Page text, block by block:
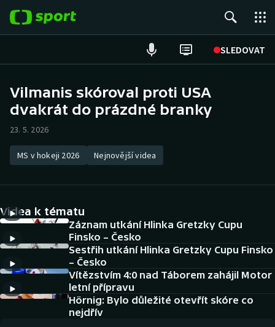
SLEDOVAT
Hokej
Atletika
DALŠÍ SPORTY
Americký fotbal
Baseball a softbal
NEPŘEHLÉDNĚTE
Historické návraty
Vilmanis skóroval proti USA
dvakrát do prázdné branky
23. 5. 2026
MS v hokeji 2026 Nejnovější videa
Videa k tématu
Záznam utkání Hlinka Gretzky Cupu
Finsko – Česko
Sestřih utkání Hlinka Gretzky Cupu Finsko
– Česko
Vítězstvím 4:0 nad Táborem zahájil Motor
letní přípravu
Hörnig: Bylo důležité otevřít skóre co
nejdřív